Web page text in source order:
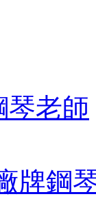
琴老師
牌鋼